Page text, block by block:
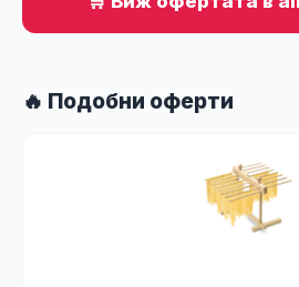
🔥 Подобни оферти